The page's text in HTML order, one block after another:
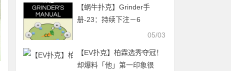
【蜗牛扑克】Grinder手
册-23：持续下注－6
05/03
【EV扑克】柏霖选秀夺冠！
却爆料「他」第一印象很